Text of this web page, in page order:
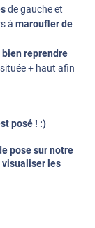
de gauche et
àmaroufler de
bien reprendre
située + haut afin
posé ! :)
pose sur notre
visualiser les